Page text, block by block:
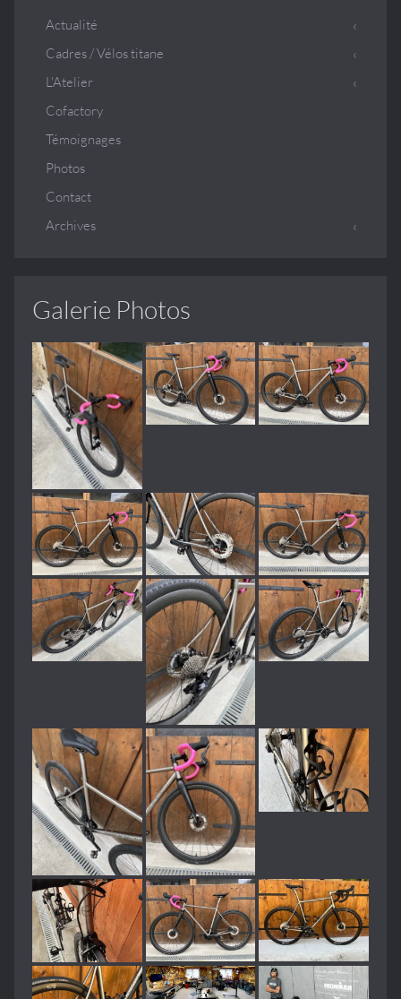
Actualité
Cadres / Vélos titane
L'Atelier
Cofactory
Témoignages
Photos
Contact
Archives
Galerie Photos